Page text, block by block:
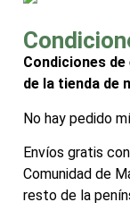
Condiciones
de la tienda de
No hay pedido
Envíos gratis
Comunidad de
resto de la